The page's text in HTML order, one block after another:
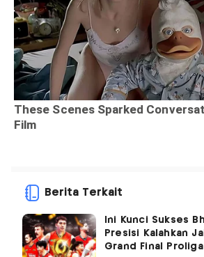
Berita Terkait
Ini Kunci Sukses
Presisi Kalahkan
Grand Final